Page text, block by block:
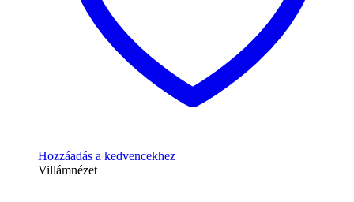
Hozzáadás a kedvencekhez
Villámnézet